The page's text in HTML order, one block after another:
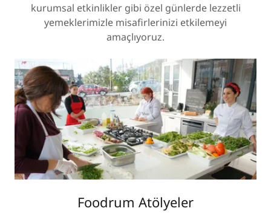
kurumsal etkinlikler gibi özel günlerde lezzetli
yemeklerimizle misafirlerinizi etkilemeyi
amaçlıyoruz.
Foodrum Atölyeler